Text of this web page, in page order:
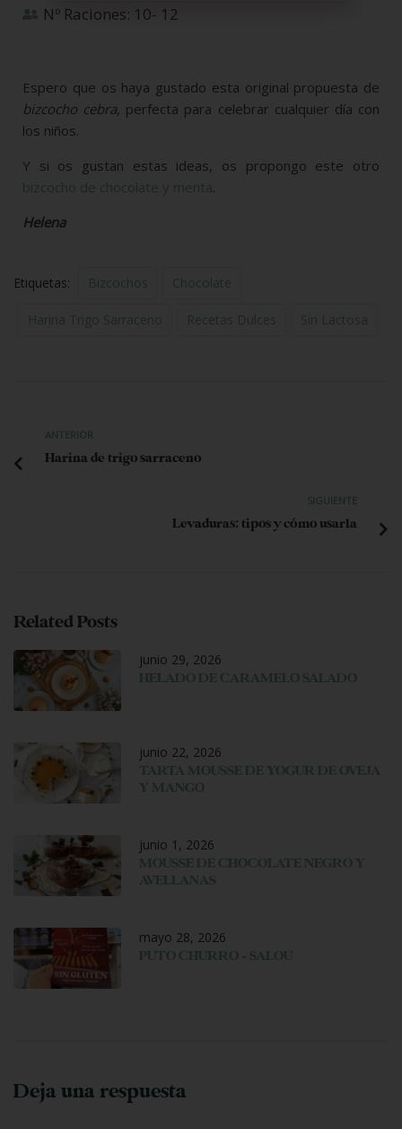
Nº Raciones: 10- 12
Espero que os haya gustado esta original propuesta de
bizcocho cebra, perfecta para celebrar cualquier día con
los niños.
Y si os gustan estas ideas, os propongo este otro
bizcocho de chocolate y menta.
Helena
Etiquetas: Bizcochos Chocolate
Harina Trigo Sarraceno Recetas Dulces Sin Lactosa
ANTERIOR
Harina de trigo sarraceno
SIGUIENTE
Levaduras: tipos y cómo usarla
Related Posts
junio 29, 2026
HELADO DE CARAMELO SALADO
junio 22, 2026
TARTA MOUSSE DE YOGUR DE OVEJA
Y MANGO
junio 1, 2026
MOUSSE DE CHOCOLATE NEGRO Y
AVELLANAS
mayo 28, 2026
PUTO CHURRO – SALOU
Deja una respuesta